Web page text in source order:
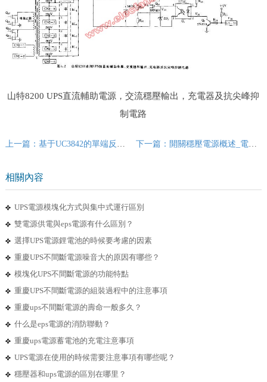
山特8200 UPS直流輔助電源，交流穩壓輸出，充電器及抗尖峰抑
制電路
上一篇：基于UC3842的單端反激式開關電源的設計 下一篇：開關穩壓電源概述_電路圖
相關內容
UPS電源模塊化方式與集中式運行區別
雙電源供電與eps電源有什么區別？
選擇UPS電源鋰電池的時候要考慮的因素
重慶UPS不間斷電源噪音大的原因有哪些？
模塊化UPS不間斷電源的功能特點
重慶UPS不間斷電源的組裝過程中的注意事項
重慶ups不間斷電源的壽命一般多久？
什么是eps電源的消防聯動？
重慶ups電源蓄電池的充電注意事項
UPS電源在使用的時候需要注意事項有哪些呢？
穩壓器和ups電源的區別在哪里？